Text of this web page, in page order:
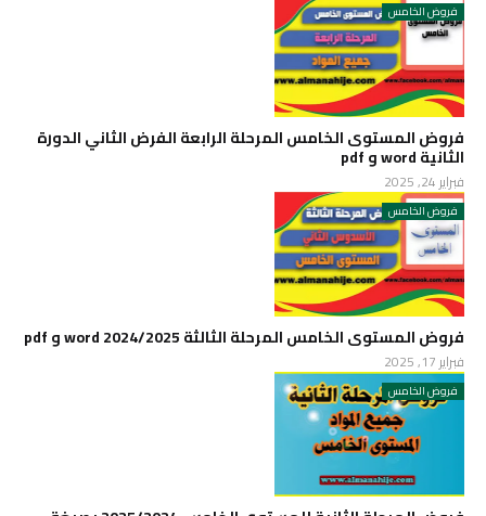
فروض الخامس
فروض المستوى الخامس المرحلة الرابعة الفرض الثاني الدورة
الثانية word و pdf
فبراير 24, 2025
فروض الخامس
فروض المستوى الخامس المرحلة الثالثة 2024/2025 word و pdf
فبراير 17, 2025
فروض الخامس